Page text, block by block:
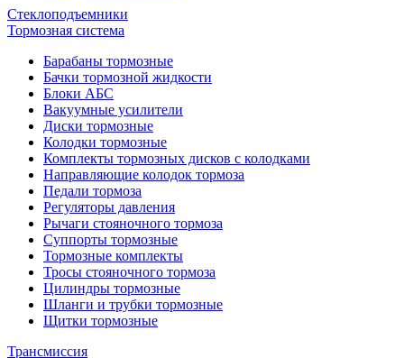
Стеклоподъемники
Тормозная система
Барабаны тормозные
Бачки тормозной жидкости
Блоки АБС
Вакуумные усилители
Диски тормозные
Колодки тормозные
Комплекты тормозных дисков с колодками
Направляющие колодок тормоза
Педали тормоза
Регуляторы давления
Рычаги стояночного тормоза
Суппорты тормозные
Тормозные комплекты
Тросы стояночного тормоза
Цилиндры тормозные
Шланги и трубки тормозные
Щитки тормозные
Трансмиссия